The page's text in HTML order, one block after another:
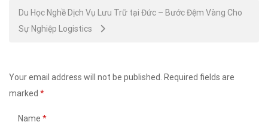
Du Học Nghề Dịch Vụ Lưu Trữ tại Đức – Bước Đệm Vàng Cho
Sự Nghiệp Logistics
Your email address will not be published.
Required fields are
marked *
Name *